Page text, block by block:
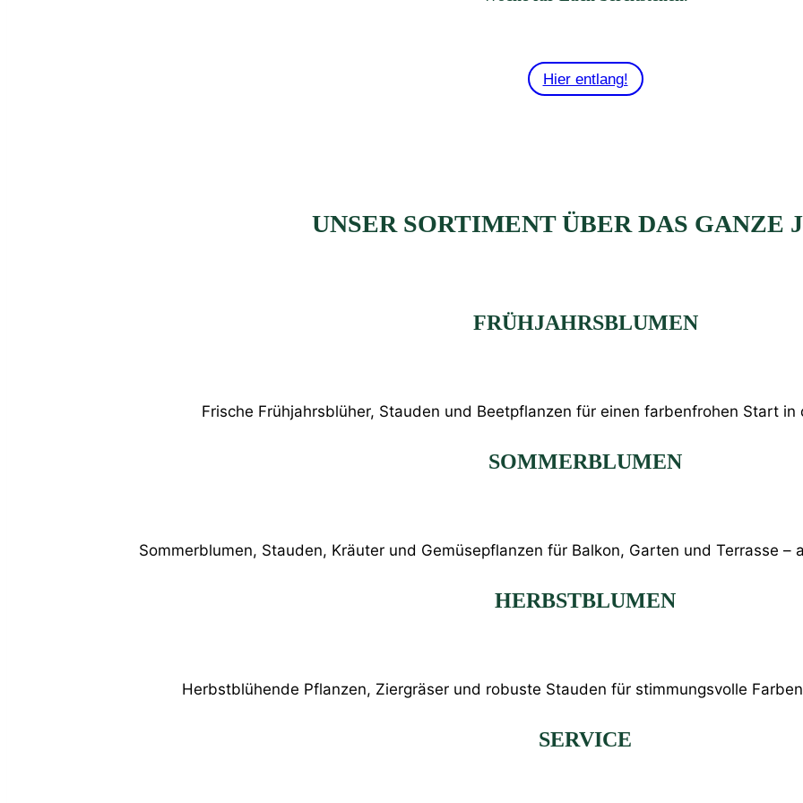
Hier entlang!
UNSER SORTIMENT ÜBER DAS GANZE
FRÜHJAHRSBLUMEN
Frische Frühjahrsblüher, Stauden und Beetpflanzen für einen farbenfrohen Start
SOMMERBLUMEN
Sommerblumen, Stauden, Kräuter und Gemüsepflanzen für Balkon, Garten und Terrasse –
HERBSTBLUMEN
Herbstblühende Pflanzen, Ziergräser und robuste Stauden für stimmungsvolle
SERVICE